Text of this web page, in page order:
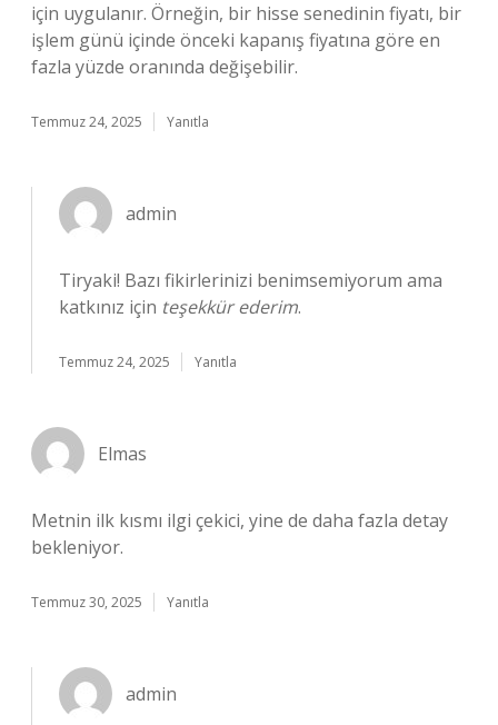
için uygulanır. Örneğin, bir hisse senedinin fiyatı, bir
işlem günü içinde önceki kapanış fiyatına göre en
fazla yüzde oranında değişebilir.
Temmuz 24, 2025 Yanıtla
admin
Tiryaki! Bazı fikirlerinizi benimsemiyorum ama
katkınız için teşekkür ederim.
Temmuz 24, 2025 Yanıtla
Elmas
Metnin ilk kısmı ilgi çekici, yine de daha fazla detay
bekleniyor.
Temmuz 30, 2025 Yanıtla
admin